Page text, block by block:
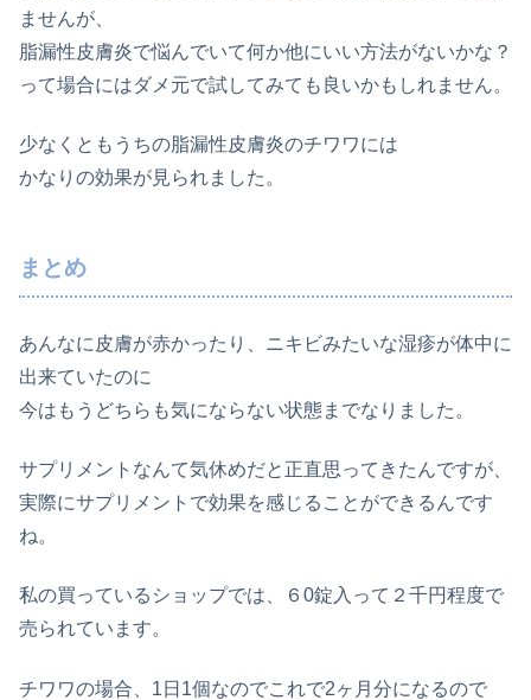
ませんが、
脂漏性皮膚炎で悩んでいて何か他にいい方法がないかな？
って場合にはダメ元で試してみても良いかもしれません。
少なくともうちの脂漏性皮膚炎のチワワには
かなりの効果が見られました。
まとめ
あんなに皮膚が赤かったり、ニキビみたいな湿疹が体中に
出来ていたのに
今はもうどちらも気にならない状態までなりました。
サプリメントなんて気休めだと正直思ってきたんですが、
実際にサプリメントで効果を感じることができるんです
ね。
私の買っているショップでは、６0錠入って２千円程度で
売られています。
チワワの場合、1日1個なのでこれで2ヶ月分になるので